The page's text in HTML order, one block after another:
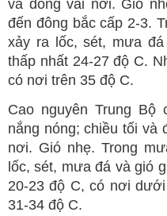
và dông vài nơi. Gió
đến đông bắc cấp 2-3.
xảy ra lốc, sét, mưa
thấp nhất 24-27 độ C.
có nơi trên 35 độ C.
Cao nguyên Trung Bộ
nắng nóng; chiều tối và
nơi. Gió nhẹ. Trong
lốc, sét, mưa đá và gió
20-23 độ C, có nơi
31-34 độ C.